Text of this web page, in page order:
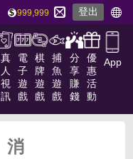
999,999 登出
真
人
視
訊
電
子
遊
戲
棋
牌
遊
戲
捕
魚
遊
戲
分
享
賺
錢
優
惠
活
動
App
消